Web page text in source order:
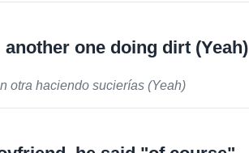
one doing dirt (Yeah)
otra haciendo sucierías (Yeah)